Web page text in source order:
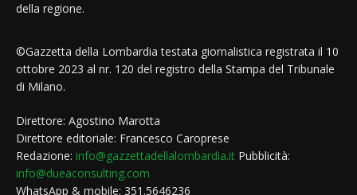
della regione.
©Gazzetta della Lombardia testata giornalistica registrata il 10
ottobre 2023 al nr. 120 del registro della Stampa del Tribunale
di Milano.
Direttore: Agostino Marotta
Direttore editoriale: Francesco Caroprese
Redazione: info@gazzettadellalombardia.it Pubblicità:
info@dueaconsulting.com
WhatsApp & mobile: 351.5646236